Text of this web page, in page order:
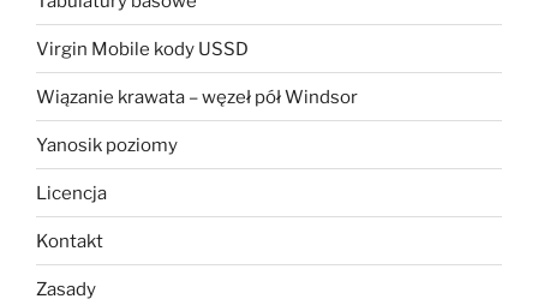
Virgin Mobile kody USSD
Wiązanie krawata – węzeł pół Windsor
Yanosik poziomy
Licencja
Kontakt
Zasady